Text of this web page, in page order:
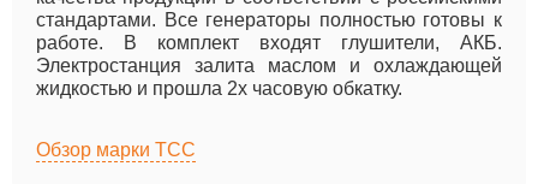
стандартами. Все генераторы полностью готовы к
работе. В комплект входят глушители, АКБ.
Электростанция залита маслом и охлаждающей
жидкостью и прошла 2х часовую обкатку.
Обзор марки ТСС